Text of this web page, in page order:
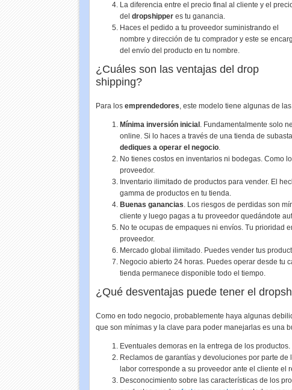
La diferencia entre el precio final al cliente y el
del dropshipperes tu ganancia.
Haces el pedido a tu proveedor suministrando el
nombre y dirección de tu comprador y este se
del envío del producto en tu nombre.
¿Cuáles son las ventajas del drop
shipping?
Para los emprendedores, este modelo tiene algunas de
Mínima inversión inicial . Fundamentalmente solo
online. Si lo haces a través de una tienda de
dediques a operar el negocio.
No tienes costos en inventarios ni bodegas. Como
proveedor.
Inventario ilimitado de productos para vender. El
gamma de productos en tu tienda.
Buenas ganancias. Los riesgos de perdidas son
cliente y luego pagas a tu proveedor quedándote
No te ocupas de empaques ni envíos. Tu prioridad
proveedor.
Mercado global ilimitado. Puedes vender tus
Negocio abierto 24 horas. Puedes operar desde tu
tienda permanece disponible todo el tiempo.
¿Qué desventajas puede tener el
Como en todo negocio, probablemente haya algunas
que son mínimas y la clave para poder manejarlas es una
Eventuales demoras en la entrega de los productos.
Reclamos de garantías y devoluciones por parte
labor corresponde a su proveedor ante el cliente el
Desconocimiento sobre las características de los